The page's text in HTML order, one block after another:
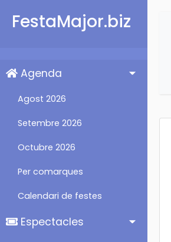
FestaMajor.biz
Agenda
Agost 2026
Setembre 2026
Octubre 2026
Per comarques
Calendari de festes
Espectacles